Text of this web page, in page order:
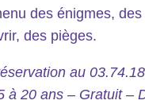
des énigmes,
des pièges.
au
à 20 ans – Gratuit –